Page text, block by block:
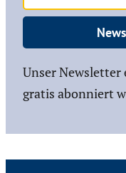
Unser
gratis abonniert